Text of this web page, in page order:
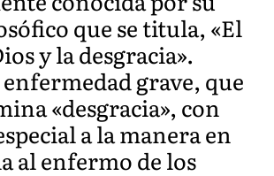
que se titula, «El
y la desgracia».
grave, que
«desgracia», con
a la manera en
al enfermo de los